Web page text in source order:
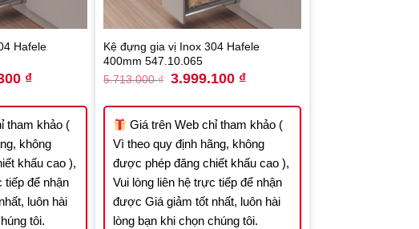
Hafele
₫.
₫Current
4.234.300 ₫.
tham khảo (
không
khấu cao ),
tiếp để nhận
luôn hài
tôi.
Kệ đựng gia vị Inox 304 Hafele
400mm 547.10.065
5.713.000₫ Original
price
5.713.000 ₫.
3.999.100 ₫Current
3.999.100 ₫.
Giá trên Web chỉ tham khảo (
Vì theo quy định hãng, không
được phép đăng chiết khấu cao ),
Vui lòng liên hệ trực tiếp để nhận
được Giá giảm tốt nhất, luôn hài
lòng bạn khi chọn chúng tôi.